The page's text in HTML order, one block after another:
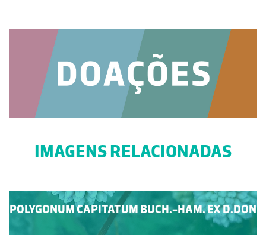
IMAGENS RELACIONADAS
POLYGONUM CAPITATUM BUCH.-HAM. EX D.DON